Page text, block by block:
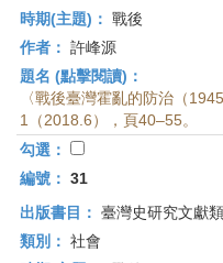
時期(主題)： 戰後
作者： 許峰源
題名 (點擊閱讀)：
〈戰後臺灣霍亂的防治（
1（2018.6），頁40–55。
勾選：
編號： 31
出版書目： 臺灣史研究文獻
類別： 社會